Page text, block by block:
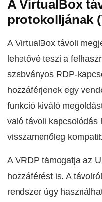
A VirtualBox
protokolljának
A VirtualBox távoli
lehetővé teszi a
szabványos RDP-
hozzáférjenek egy
funkció kiváló
való távoli kapcsolódás
visszamenőleg
A VRDP támogatja az
hozzáférést is. A
rendszer úgy